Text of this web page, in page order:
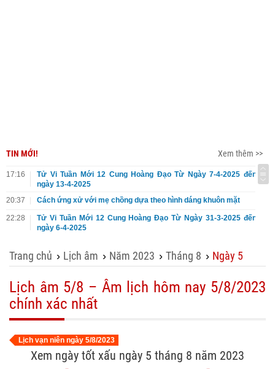
TIN MỚI! Xem thêm >>
17:16
Tử Vi Tuần Mới 12 Cung Hoàng Đạo Từ Ngày 7-4-2025 đến
ngày 13-4-2025
20:37
Cách ứng xử với mẹ chồng dựa theo hình dáng khuôn mặt
22:28
Tử Vi Tuần Mới 12 Cung Hoàng Đạo Từ Ngày 31-3-2025 đến
ngày 6-4-2025
Trang chủ › Lịch âm › Năm 2023 › Tháng 8 › Ngày 5
Lịch âm 5/8 – Âm lịch hôm nay 5/8/2023
chính xác nhất
Lịch vạn niên ngày 5/8/2023
Xem ngày tốt xấu ngày 5 tháng 8 năm 2023